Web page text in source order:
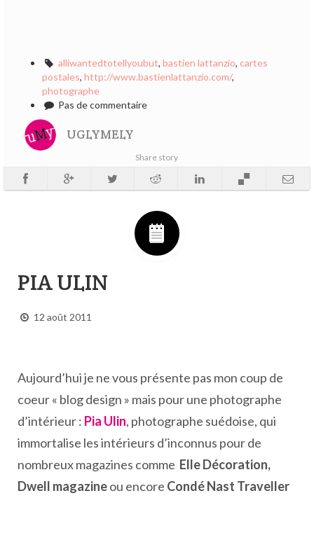
alliwantedtotellyoubut, bastien lattanzio, cartes
postales, http://www.bastienlattanzio.com/,
photographe
Pas de commentaire
UGLYMELY
Share story
PIA ULIN
12 août 2011
Aujourd’hui je ne vous présente pas mon coup de
coeur « blog design » mais pour une photographe
d’intérieur : Pia Ulin, photographe suédoise, qui
immortalise les intérieurs d’inconnus pour de
nombreux magazines comme Elle Décoration,
Dwell magazineou encore Condé Nast Traveller